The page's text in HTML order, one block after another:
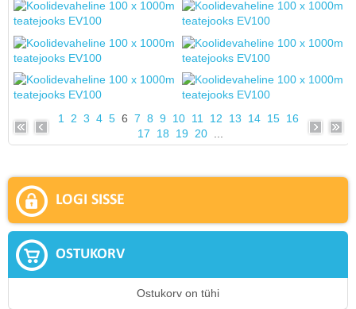
1 2 3 4 5 6 7 8 9 10 11 12 13 14 15 16
17
18 19 20...
LOGI SISSE
OSTUKORV
Ostukorv on tühi